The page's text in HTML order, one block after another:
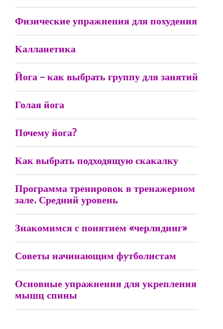
Физические упражнения для похудения
Калланетика
Йога – как выбрать группу для занятий
Голая йога
Почему йога?
Как выбрать подходящую скакалку
Программа тренировок в тренажерном
зале. Средний уровень
Знакомимся с понятием «черлидинг»
Советы начинающим футболистам
Основные упражнения для укрепления
мышц спины